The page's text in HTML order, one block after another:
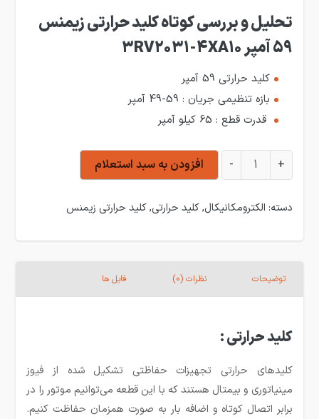
تحلیل و بررسی کوتاه کلید حرارتی زیمنس
59 آمپر 3RV2031-4XA10
کلید حرارتی 59 آمپر
بازه تنظیمی جریان : 59-49 آمپر
قدرت قطع : 65 کیلو آمپر
کلید حرارتی زیمنس 59 آمپر 3RV2031-4XA10 عدد
+
- افزودن به سبد استعلام
دسته: الکترومکانیکال,کلید حرارتی,کلید حرارتی زیمنس
توضیحات نظرات (0) فایل ها
کلید حرارتی :
کلید‌های حرارتی تجهیزات حفاظتی تشکیل شده از فیوز
مینیاتوری و بیمتال هستند که با این قطعه می‌توانیم موتور را در
برابر اتصال کوتاه و اضافه بار به صورت همزمان حفاظت کنیم.